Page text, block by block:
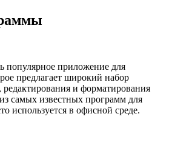
популярное приложение для
предлагает широкий набор
и форматирования
самых известных программ для
используется в офисной среде.